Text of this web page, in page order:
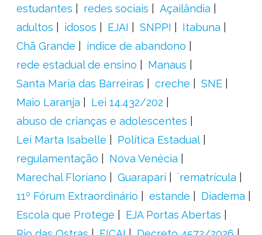
estudantes
redes sociais
Açailândia
adultos
idosos EJAI SNPPI
Itabuna
Chã Grande
índice de abandono
rede estadual de ensino
Manaus
Santa Maria das Barreiras
creche
SNE
Maio Laranja
Lei 14.432/202
abuso de crianças e adolescentes
Lei Marta Isabelle
Política Estadual
regulamentação
Nova Venécia
Marechal Floriano
Guarapari
´rematrícula
11º Fórum Extraordinário
estande
Diadema
Escola que Protege
EJA Portas Abertas